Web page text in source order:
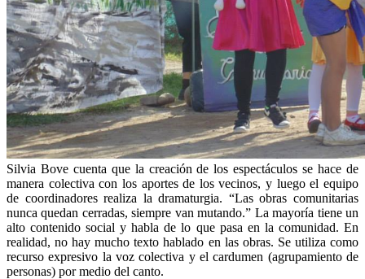
Silvia Bove cuenta que la creación de los espectáculos se hace de
manera colectiva con los aportes de los vecinos, y luego el equipo
de coordinadores realiza la dramaturgia. “Las obras comunitarias
nunca quedan cerradas, siempre van mutando.” La mayoría tiene un
alto contenido social y habla de lo que pasa en la comunidad. En
realidad, no hay mucho texto hablado en las obras. Se utiliza como
recurso expresivo la voz colectiva y el cardumen (agrupamiento de
personas) por medio del canto.